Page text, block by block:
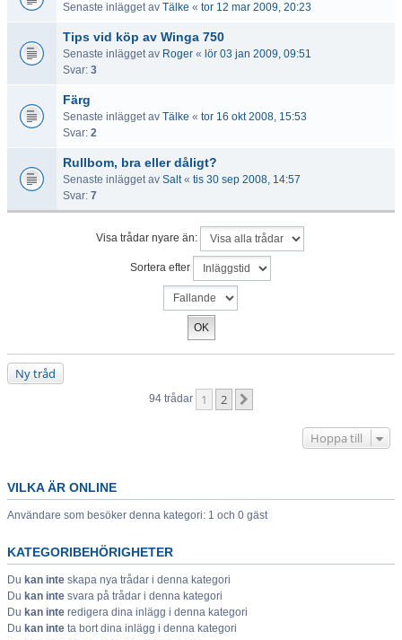
Senaste inlägget av Tälke « tor 12 mar 2009, 20:23
Tips vid köp av Winga 750
Senaste inlägget av Roger « lör 03 jan 2009, 09:51
Svar: 3
Färg
Senaste inlägget av Tälke « tor 16 okt 2008, 15:53
Svar: 2
Rullbom, bra eller dåligt?
Senaste inlägget av Salt« tis 30 sep 2008, 14:57
Svar: 7
Visa trådar nyare än:
Sortera efter
Ny tråd
94 trådar 1 2
Hoppa till
VILKA ÄR ONLINE
Användare som besöker denna kategori: 1 och 0 gäst
KATEGORIBEHÖRIGHETER
Du kan inte skapa nya trådar i denna kategori
Du kan inte svara på trådar i denna kategori
Du kan inte redigera dina inlägg i denna kategori
Du kan inte ta bort dina inlägg i denna kategori